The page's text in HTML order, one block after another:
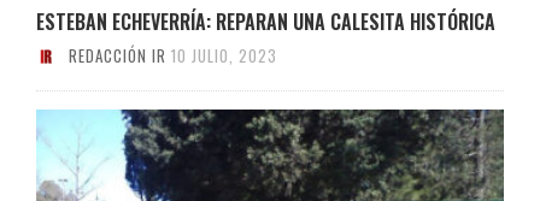
ESTEBAN ECHEVERRÍA: REPARAN UNA CALESITA HISTÓRICA
REDACCIÓN IR 10 JULIO, 2023